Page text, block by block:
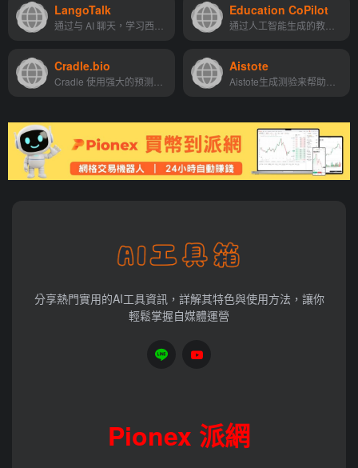
LangoTalk Education CoPilot
Cradle.bio Aistote
分享熱門實用的AI工具資訊，詳解其特色與使用方法，讓你
輕鬆掌握自媒體運營
Pionex 派網